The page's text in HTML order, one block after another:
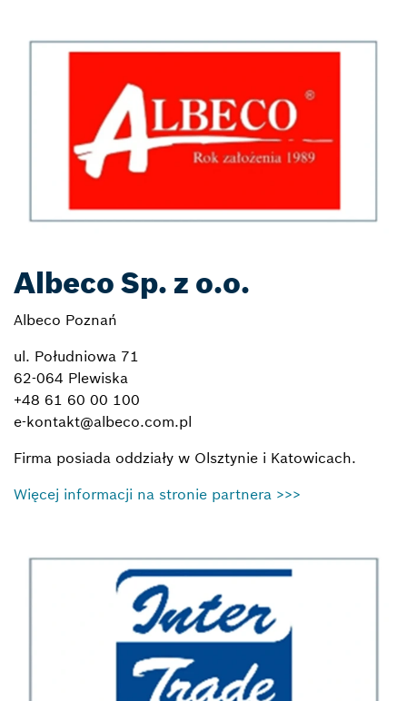
Albeco Sp. z o.o.
Albeco Poznań
ul. Południowa 71
62-064 Plewiska
+48 61 60 00 100
e-kontakt@albeco.com.pl
Firma posiada oddziały w Olsztynie i Katowicach.
Więcej informacji na stronie partnera >>>